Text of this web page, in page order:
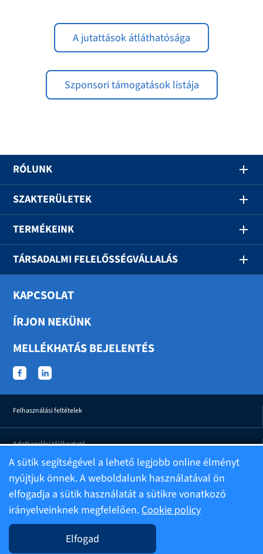
A jutattások átláthatósága
Szponsori támogatások listája
RÓLUNK
SZAKTERÜLETEK
TERMÉKEINK
TÁRSADALMI FELELŐSSÉGVÁLLALÁS
KAPCSOLAT
ÍRJON NEKÜNK
MELLÉKHATÁS BEJELENTÉS
Felhasználási feltételek
Adatkezelési tájékoztató
Mellékhatás bejelentési adatvédelmi tájékoztató
Alapadatok
A sütik segítségével a lehető legjobb online élményt
nyújtjuk önnek. A weboldalunk használatával ön
elfogadja a sütik használatát a sütikre vonatkozó
irányelveinknek megfelelően.Cookie policy
Elfogad